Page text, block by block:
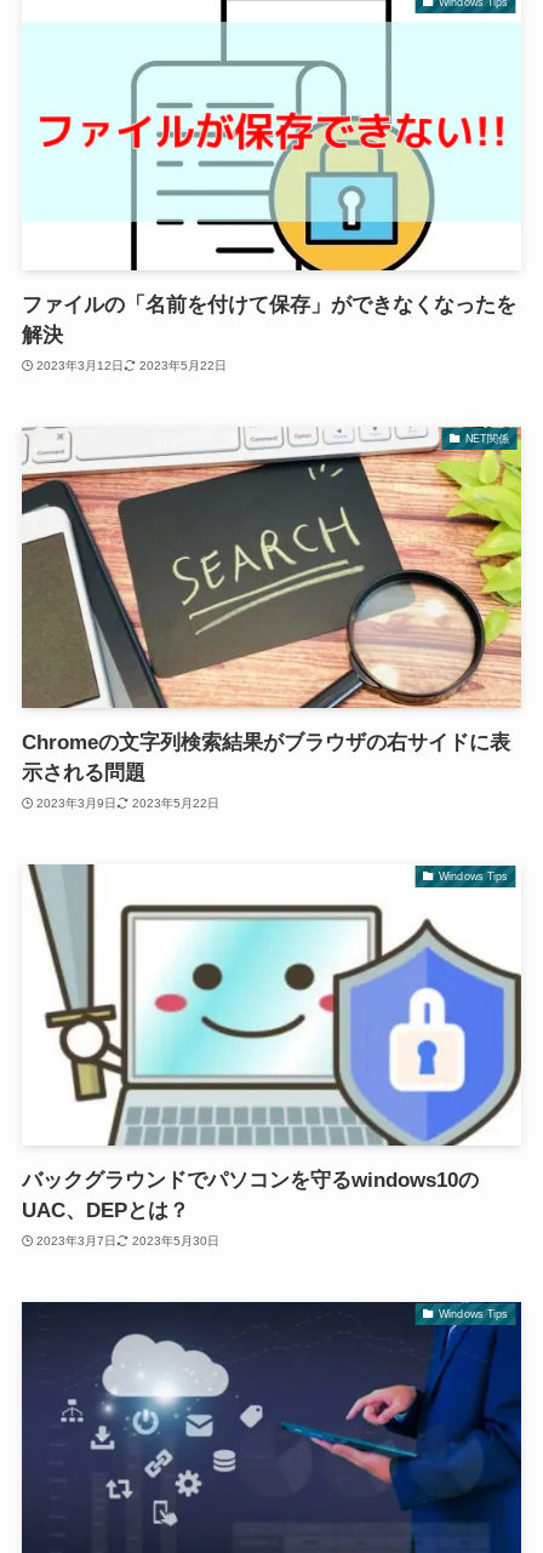
ファイルの「名前を付けて保存」ができなくなったを
解決
2023年3月12日 2023年5月22日
NET関係
Chromeの文字列検索結果がブラウザの右サイドに表
示される問題
2023年3月9日 2023年5月22日
Windows Tips
バックグラウンドでパソコンを守るwindows10の
UAC、DEPとは？
2023年3月7日 2023年5月30日
Windows Tips